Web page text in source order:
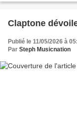
Claptone
Publié le 11/05/2026 à
Par Steph Musicnation